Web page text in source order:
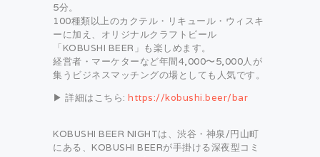
5分。
100種類以上のカクテル・リキュール・ウィスキ
ーに加え、オリジナルクラフトビール
「KOBUSHI BEER」も楽しめます。
経営者・マーケターなど年間4,000〜5,000人が
集うビジネスマッチングの場としても人気です。
▶ 詳細はこちら: https://kobushi.beer/bar
KOBUSHI BEER NIGHTは、渋谷・神泉/円山町
にある、KOBUSHI BEERが手掛ける深夜型コミ